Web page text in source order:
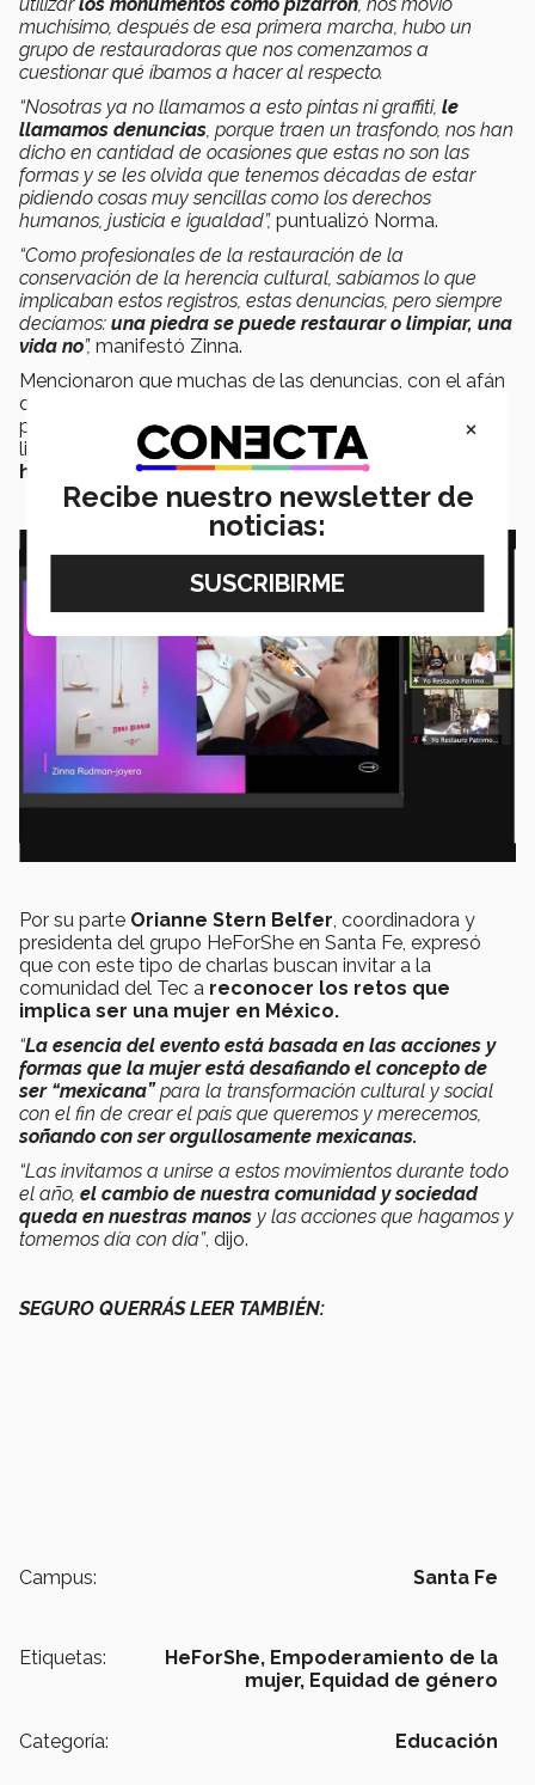
utilizarlos monumentos como pizarrón, nos movió
muchísimo, después de esa primera marcha, hubo un
grupo de restauradoras que nos comenzamos a
cuestionar qué íbamos a hacer al respecto.
“Nosotras ya no llamamos a esto pintas ni graffiti, le
llamamos denuncias, porque traen un trasfondo, nos han
dicho en cantidad de ocasiones que estas no son las
formas y se les olvida que tenemos décadas de estar
pidiendo cosas muy sencillas como los derechos
humanos, justicia e igualdad”, puntualizó Norma.
“Como profesionales de la restauración de la
conservación de la herencia cultural, sabíamos lo que
implicaban estos registros, estas denuncias, pero siempre
decíamos: una piedra se puede restaurar o limpiar, una
vida no”, manifestó Zinna.
Mencionaron que muchas de las denuncias, con el afán
de acallar el movimiento, fueron removidas con
productos nocivos para el sustrato por personal de
limpieza,
que lejos de ayudar perjudicaron la
herencia cultural.
Por su parte Orianne Stern Belfer , coordinadora y
presidenta del grupo HeForShe en Santa Fe, expresó
que con este tipo de charlas buscan invitar a la
comunidad del Tec a reconocer los retos que
implica ser una mujer en México.
“La esencia del evento está basada en las acciones y
formas que la mujer está desafiando el concepto de
ser “mexicana”para la transformación cultural y social
con el fin de crear el país que queremos y merecemos,
soñando con ser orgullosamente mexicanas.
“Las invitamos a unirse a estos movimientos durante todo
el año, el cambio de nuestra comunidad y sociedad
queda en nuestras manos y las acciones que hagamos y
tomemos día con día”, dijo.
SEGURO QUERRÁS LEER TAMBIÉN:
Campus: Santa Fe
Etiquetas: HeForShe, Empoderamiento de la
mujer, Equidad de género
Categoría: Educación
×
Recibe nuestro newsletter de
noticias: